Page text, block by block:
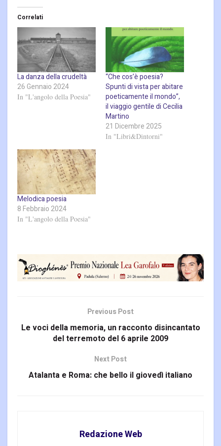
Correlati
La danza della crudeltà
26 Gennaio 2024
In "L'angolo della Poesia"
“Che cos’è poesia?
Spunti di vista per abitare
poeticamente il mondo”,
il viaggio gentile di Cecilia
Martino
21 Dicembre 2025
In "Libri&Dintorni"
Melodica poesia
8 Febbraio 2024
In "L'angolo della Poesia"
Previous Post
Le voci della memoria, un racconto disincantato
del terremoto del 6 aprile 2009
Next Post
Atalanta e Roma: che bello il giovedì italiano
Redazione Web